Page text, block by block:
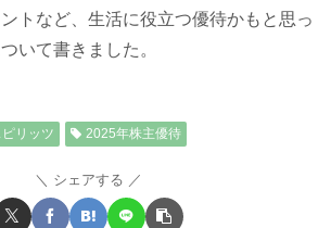
トなど、生活に役立つ優待かもと思っ
いて書きました。
リッツ 2025年株主優待
シェアする